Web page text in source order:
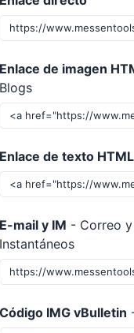
Enlace de imagen
Blogs
Enlace de texto HTML
E-mail y IM - Correo
Instantáneos
Código IMG vBulletin